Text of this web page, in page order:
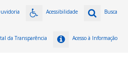
Busca
Acessibilidade
Acesso à Informação
da Transparência